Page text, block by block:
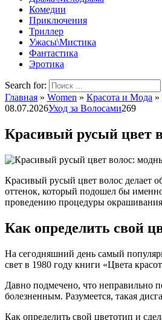
Комедии
Приключения
Триллер
Ужасы\Мистика
Фантастика
Эротика
Search for:
Главная » Women » Красота и Мода »
08.07.2026Уход за Волосами269
Красивый русый цвет
Красивый русый цвет волос делает
оттенок, который подошел бы
проведению процедуры
Как определить свой
На сегодняшний день самый
свет в 1980 году книги «Цвета
Давно подмечено, что неправильно
болезненным. Разумеется, такая
Как определить свой цветотип и